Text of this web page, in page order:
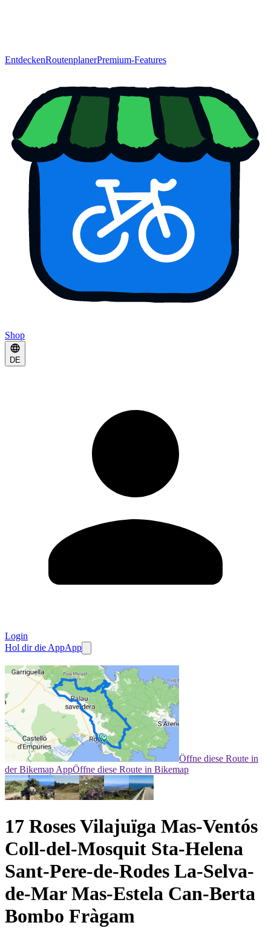
EntdeckenRoutenplanerPremium-Features
Shop
DE
Login
Hol dir die AppApp
Öffne diese Route in
der Bikemap AppÖffne diese Route in Bikemap
17 Roses Vilajuïga Mas-Ventós
Coll-del-Mosquit Sta-Helena
Sant-Pere-de-Rodes La-Selva-
de-Mar Mas-Estela Can-Berta
Bombo Fràgam